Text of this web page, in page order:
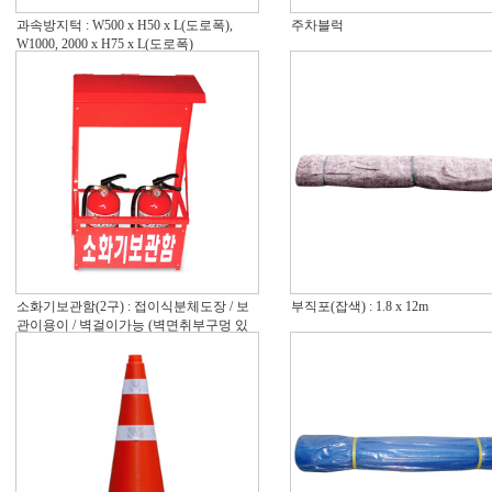
과속방지턱 : W500 x H50 x L(도로폭),
W1000, 2000 x H75 x L(도로폭)
주차블럭
소화기보관함(2구) : 접이식분체도장 / 보
관이용이 / 벽걸이가능 (벽면취부구멍 있
부직포(잡색) : 1.8 x 12m